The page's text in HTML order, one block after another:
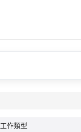
工作類型